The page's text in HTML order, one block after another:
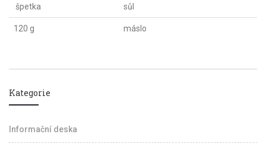
špetka sůl
120 g máslo
Kategorie
Informační deska